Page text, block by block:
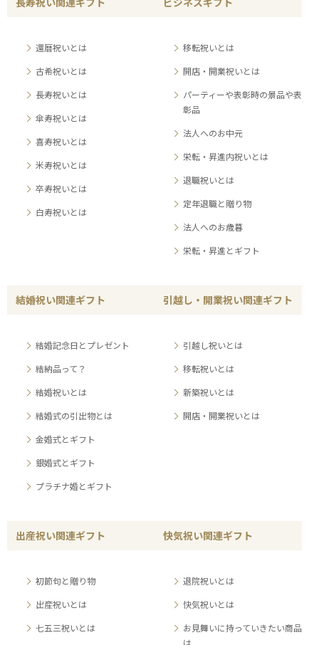
還暦祝いとは
古希祝いとは
長寿祝いとは
傘寿祝いとは
喜寿祝いとは
米寿祝いとは
卒寿祝いとは
白寿祝いとは
移転祝いとは
開店・開業祝いとは
パーティーや表彰時の景品や表
彰品
法人へのお中元
栄転・昇進内祝いとは
退職祝いとは
定年退職と贈り物
法人へのお歳暮
栄転・昇進とギフト
結婚祝い関連ギフト
結婚記念日とプレゼント
結納品って？
結婚祝いとは
結婚式の引出物とは
金婚式とギフト
銀婚式とギフト
プラチナ婚とギフト
引越し・開業祝い関連ギフト
引越し祝いとは
移転祝いとは
新築祝いとは
開店・開業祝いとは
出産祝い関連ギフト
初節句と贈り物
出産祝いとは
七五三祝いとは
快気祝い関連ギフト
退院祝いとは
快気祝いとは
お見舞いに持っていきたい商品
は